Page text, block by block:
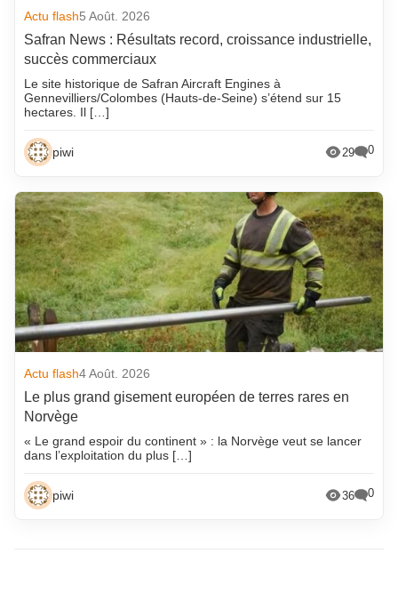
Actu flash5 Août. 2026
Safran News : Résultats record, croissance industrielle,
succès commerciaux
Le site historique de Safran Aircraft Engines à
Gennevilliers/Colombes (Hauts-de-Seine) s’étend sur 15
hectares. Il […]
piwi 29 0
Actu flash4 Août. 2026
Le plus grand gisement européen de terres rares en
Norvège
« Le grand espoir du continent » : la Norvège veut se lancer
dans l’exploitation du plus […]
piwi 36 0